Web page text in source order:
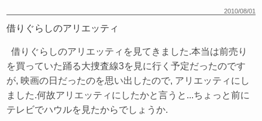
2010/08/01
借りぐらしのアリエッティ
借りぐらしのアリエッティを見てきました.本当は前売り
を買っていた踊る大捜査線3を見に行く予定だったのです
が, 映画の日だったのを思い出したので, アリエッティにし
ました.何故アリエッティにしたかと言うと...ちょっと前に
テレビでハウルを見たからでしょうか.